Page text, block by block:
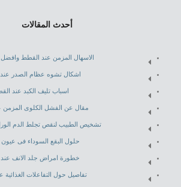
أحدث المقالات
الاسهال المزمن عند القطط
اشكال تشوه عظام الصدر
اسباب تليف الكبد عند
مقال عن الفشل الكلوى المزمن
تشخيص الطبيب لنقص تجلط الدم
حلول البقع السوداء فى
خطورة امراض جلد الانف
تفاصيل حول التفاعلات الغذائية